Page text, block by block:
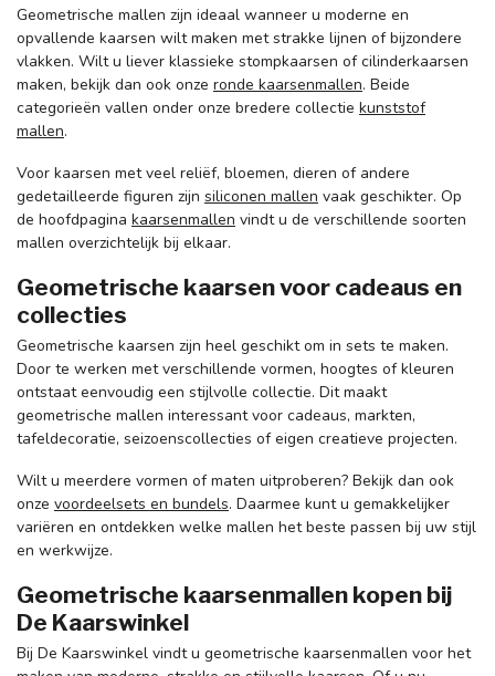
Geometrische mallen zijn ideaal wanneer u moderne en
opvallende kaarsen wilt maken met strakke lijnen of bijzondere
vlakken. Wilt u liever klassieke stompkaarsen of cilinderkaarsen
maken, bekijk dan ook onze ronde kaarsenmallen. Beide
categorieën vallen onder onze bredere collectie kunststof
mallen.
Voor kaarsen met veel reliëf, bloemen, dieren of andere
gedetailleerde figuren zijn siliconen mallen vaak geschikter. Op
de hoofdpagina kaarsenmallen vindt u de verschillende soorten
mallen overzichtelijk bij elkaar.
Geometrische kaarsen voor cadeaus en
collecties
Geometrische kaarsen zijn heel geschikt om in sets te maken.
Door te werken met verschillende vormen, hoogtes of kleuren
ontstaat eenvoudig een stijlvolle collectie. Dit maakt
geometrische mallen interessant voor cadeaus, markten,
tafeldecoratie, seizoenscollecties of eigen creatieve projecten.
Wilt u meerdere vormen of maten uitproberen? Bekijk dan ook
onze voordeelsets en bundels. Daarmee kunt u gemakkelijker
variëren en ontdekken welke mallen het beste passen bij uw stijl
en werkwijze.
Geometrische kaarsenmallen kopen bij
De Kaarswinkel
Bij De Kaarswinkel vindt u geometrische kaarsenmallen voor het